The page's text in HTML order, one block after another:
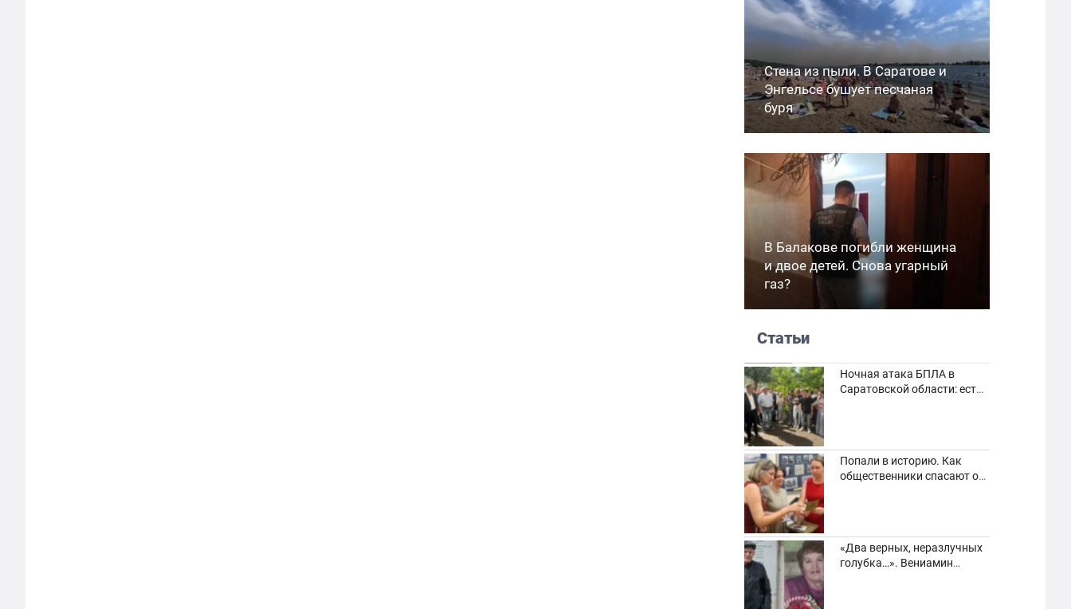
Стена из пыли. В Саратове и
Энгельсе бушует песчаная
буря
В Балакове погибли женщина
и двое детей. Снова угарный
газ?
Статьи
Ночная атака БПЛА в
Саратовской области: есть
Попали в историю. Как
общественники спасают от
«Два верных, неразлучных
голубка…». Вениамин